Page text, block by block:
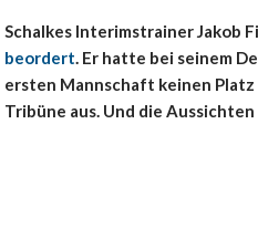
Schalkes Interimstrainer Jakob
beordert. Er hatte bei seinem
ersten Mannschaft keinen Platz
Tribüne aus. Und die